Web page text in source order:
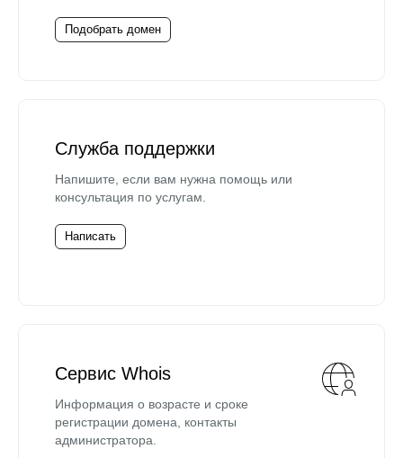
Подобрать домен
Служба поддержки
Напишите, если вам нужна помощь или
консультация по услугам.
Написать
Сервис Whois
Информация о возрасте и сроке
регистрации домена, контакты
администратора.